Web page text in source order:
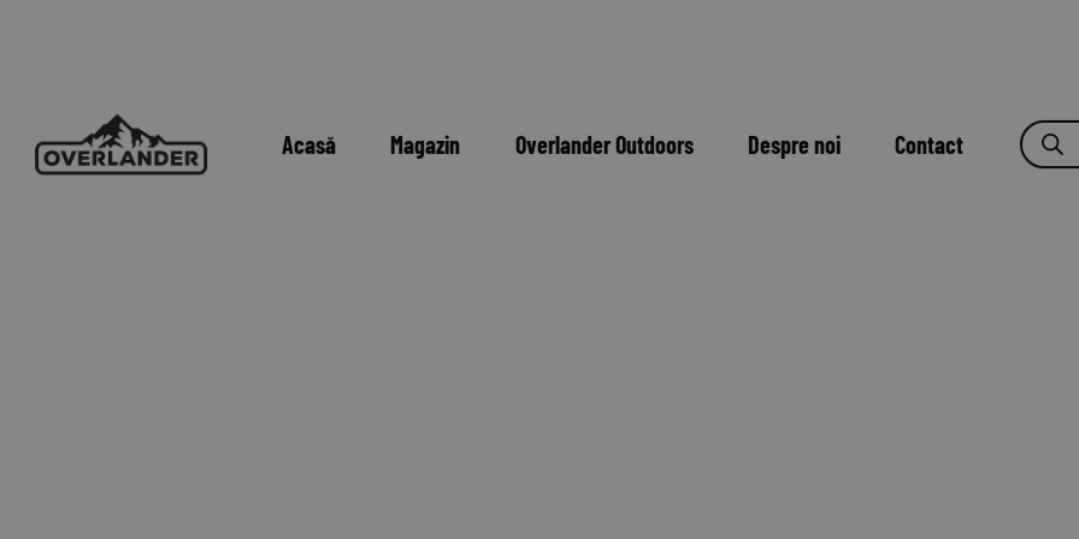
Acasă Magazin Overlander Outdoors Despre noi Contact